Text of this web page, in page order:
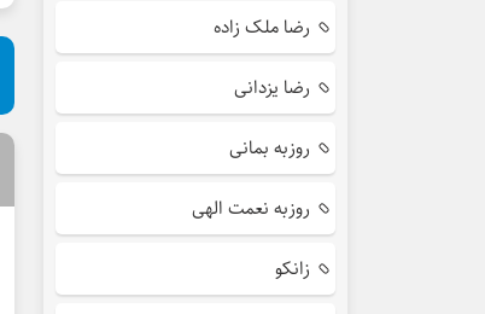
رضا ملک زاده
رضا یزدانی
روزبه بمانی
روزبه نعمت الهی
زانکو